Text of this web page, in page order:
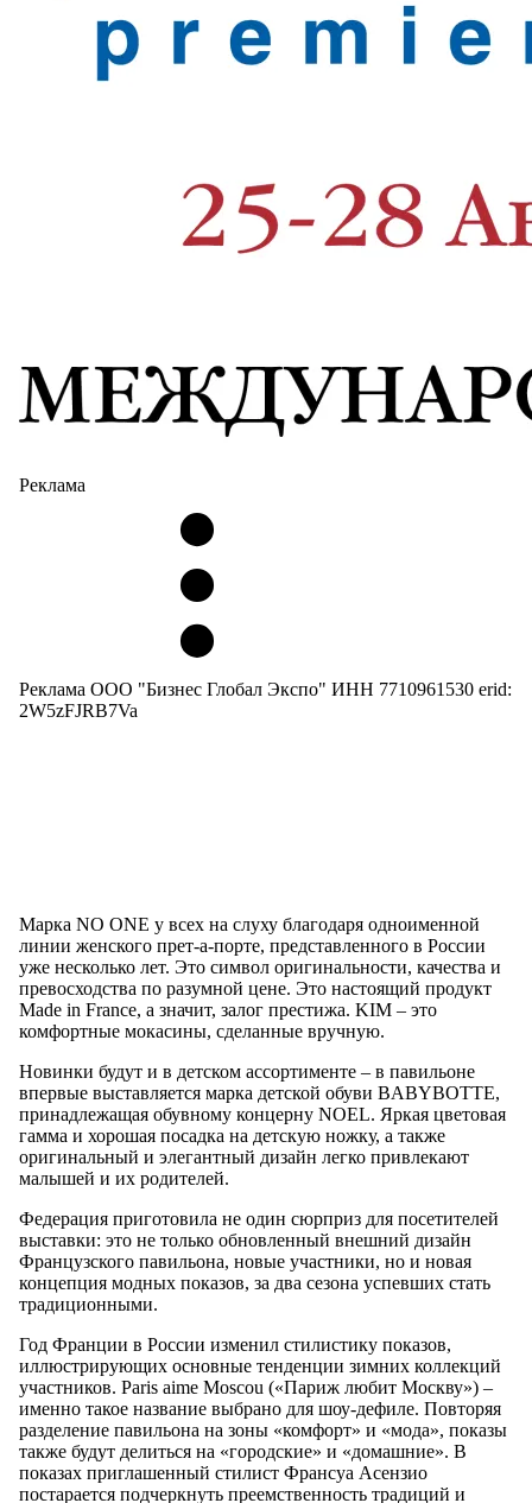
Реклама
Реклама ООО "Бизнес Глобал Экспо" ИНН 7710961530 erid:
2W5zFJRB7Va
Марка NO ONE у всех на слуху благодаря одноименной
линии женского прет-а-порте, представленного в России
уже несколько лет. Это символ оригинальности, качества и
превосходства по разумной цене. Это настоящий продукт
Made in France, а значит, залог престижа. KIM – это
комфортные мокасины, сделанные вручную.
Новинки будут и в детском ассортименте – в павильоне
впервые выставляется марка детской обуви BABYBOTTE,
принадлежащая обувному концерну NOEL. Яркая цветовая
гамма и хорошая посадка на детскую ножку, а также
оригинальный и элегантный дизайн легко привлекают
малышей и их родителей.
Федерация приготовила не один сюрприз для посетителей
выставки: это не только обновленный внешний дизайн
Французского павильона, новые участники, но и новая
концепция модных показов, за два сезона успевших стать
традиционными.
Год Франции в России изменил стилистику показов,
иллюстрирующих основные тенденции зимних коллекций
участников. Paris aime Moscou («Париж любит Москву») –
именно такое название выбрано для шоу-дефиле. Повторяя
разделение павильона на зоны «комфорт» и «мода», показы
также будут делиться на «городские» и «домашние». В
показах приглашенный стилист Франсуа Асензио
постарается подчеркнуть преемственность традиций и